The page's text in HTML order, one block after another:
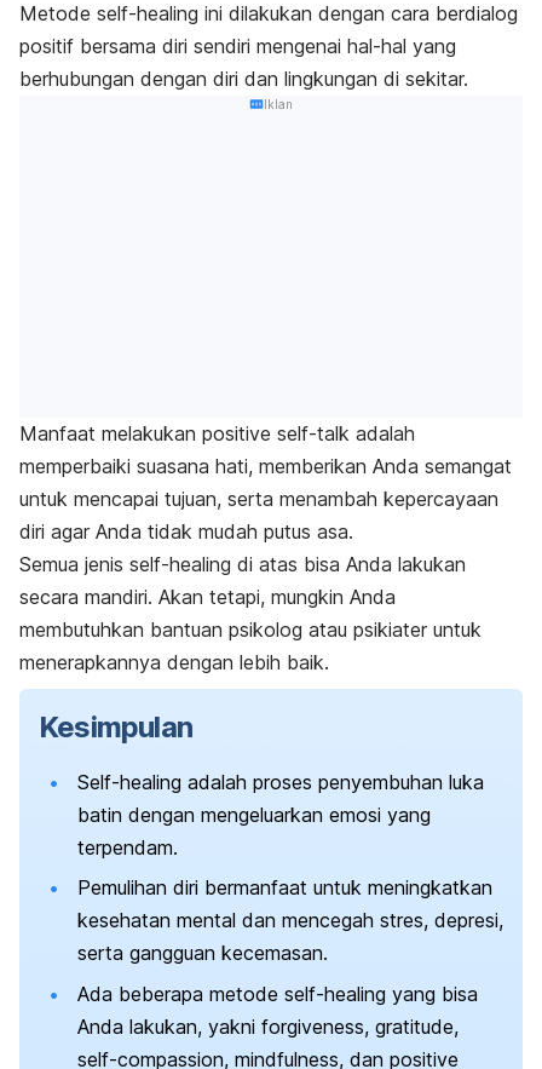
Metode self-healing ini dilakukan dengan cara berdialog
positif bersama diri sendiri mengenai hal-hal yang
berhubungan dengan diri dan lingkungan di sekitar.
Iklan
Manfaat melakukan positive self-talk adalah
memperbaiki suasana hati, memberikan Anda semangat
untuk mencapai tujuan, serta menambah kepercayaan
diri agar Anda tidak mudah putus asa.
Semua jenis self-healing di atas bisa Anda lakukan
secara mandiri. Akan tetapi, mungkin Anda
membutuhkan bantuan psikolog atau psikiater untuk
menerapkannya dengan lebih baik.
Kesimpulan
Self-healing adalah proses penyembuhan luka
batin dengan mengeluarkan emosi yang
terpendam.
Pemulihan diri bermanfaat untuk meningkatkan
kesehatan mental dan mencegah stres, depresi,
serta gangguan kecemasan.
Ada beberapa metode self-healing yang bisa
Anda lakukan, yakni forgiveness, gratitude,
self-compassion, mindfulness, dan positive